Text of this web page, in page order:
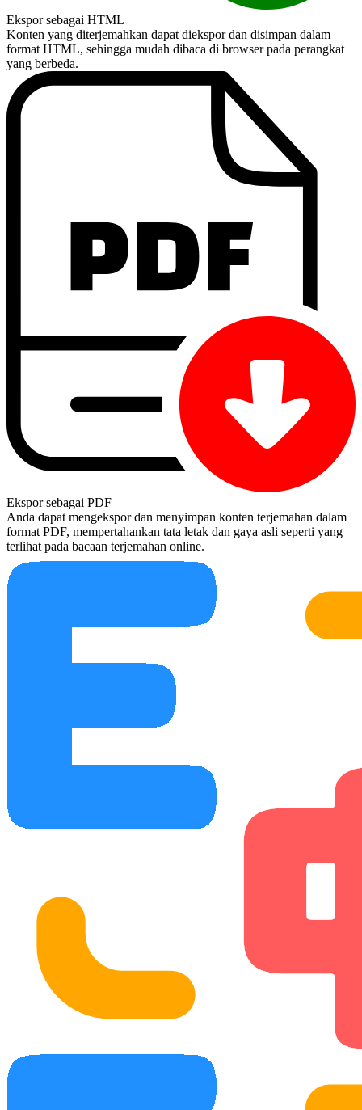
Ekspor sebagai HTML
Konten yang diterjemahkan dapat diekspor dan disimpan dalam
format HTML, sehingga mudah dibaca di browser pada perangkat
yang berbeda.
Ekspor sebagai PDF
Anda dapat mengekspor dan menyimpan konten terjemahan dalam
format PDF, mempertahankan tata letak dan gaya asli seperti yang
terlihat pada bacaan terjemahan online.